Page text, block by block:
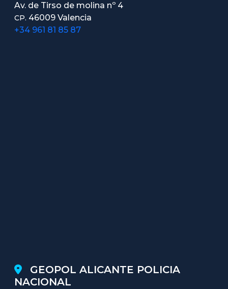
Av. de Tirso de molina nº 4
CP. 46009 Valencia
+34 961 81 85 87
GEOPOL ALICANTE POLICIA
NACIONAL